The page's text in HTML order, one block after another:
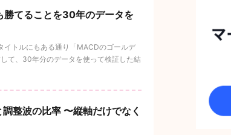
勝てることを30年のデータを
イトルにもある通り「MACDのゴールデ
て、30年分のデータを使って検証した結
整波の比率 〜縦軸だけでなく